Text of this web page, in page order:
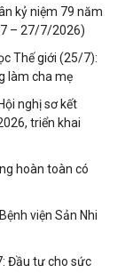
kỷ niệm 79 năm
– 27/7/2026)
Thế giới (25/7):
làm cha mẹ
nghị sơ kết
triển khai
hoàn toàn có
viện Sản Nhi
Đầu tư cho sức